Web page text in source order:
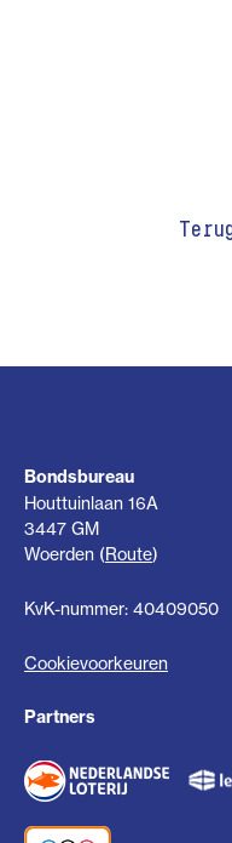
Bondsbureau
Houttuinlaan 16A
3447 GM
Woerden (Route)
KvK-nummer: 40409050
Cookievoorkeuren
Partners